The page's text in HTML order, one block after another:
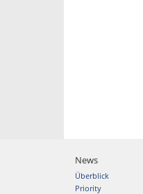
News
Überblick
Priority